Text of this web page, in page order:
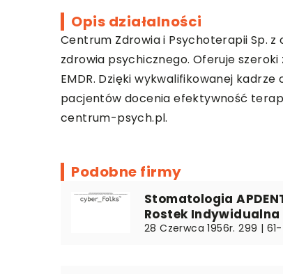
Opis działalności
Centrum Zdrowia i Psychoterapii Sp. z
zdrowia psychicznego. Oferuje
EMDR. Dzięki wykwalifikowanej
pacjentów docenia efektywność
centrum-psych.pl.
Podobne firmy
Stomatologia
Rostek
28 Czerwca 1956r. 299 |